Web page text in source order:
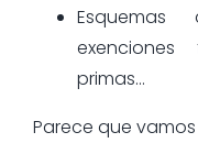
Esquemas
primas…
Parece que